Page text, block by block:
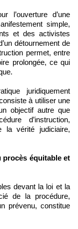
l’ouverture d’une
simple,
et des activistes
détournement de
permet, entre
prolongée, ce qui
juridiquement
à utiliser une
objectif autre que
d’instruction,
la vérité judiciaire,
procès équitable et
devant la loi et la
de la procédure,
prévenu, constitue